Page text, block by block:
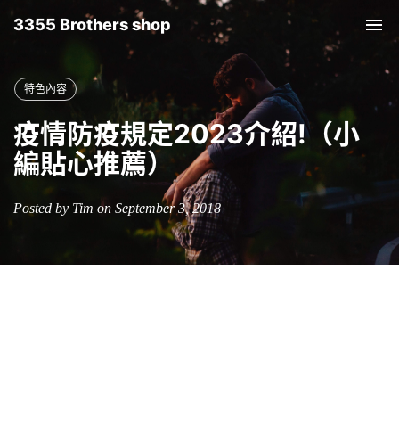
3355 Brothers shop
特色內容
疫情防疫規定2023介紹!（小
編貼心推薦）
Posted by Tim on September 3, 2018